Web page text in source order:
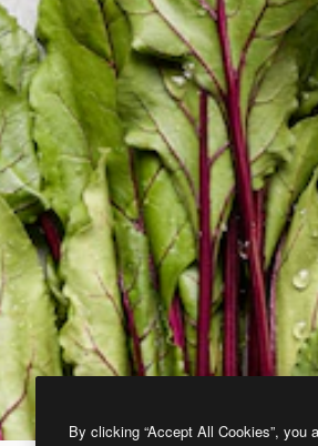
By clicking “Accept All Cookies”,